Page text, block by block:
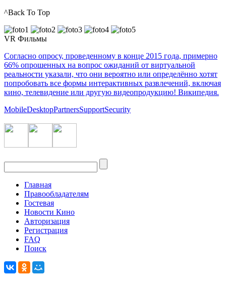
^Back To Top
VR Фильмы
Согласно опросу, проведенному в конце 2015 года, примерно
66% опрошенных на вопрос ожиданий от виртуальной
реальности указали, что они вероятно или определённо хотят
попробовать все формы интерактивных развлечений, включая
кино, телевидение или другую видеопродукцию! Википедия.
MobileDesktopPartnersSupportSecurity
Главная
Правообладателям
Гостевая
Новости Кино
Авторизация
Регистрация
FAQ
Поиск